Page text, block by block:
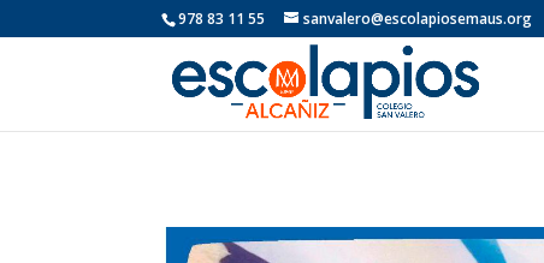
978 83 11 55 sanvalero@escolapiosemaus.org